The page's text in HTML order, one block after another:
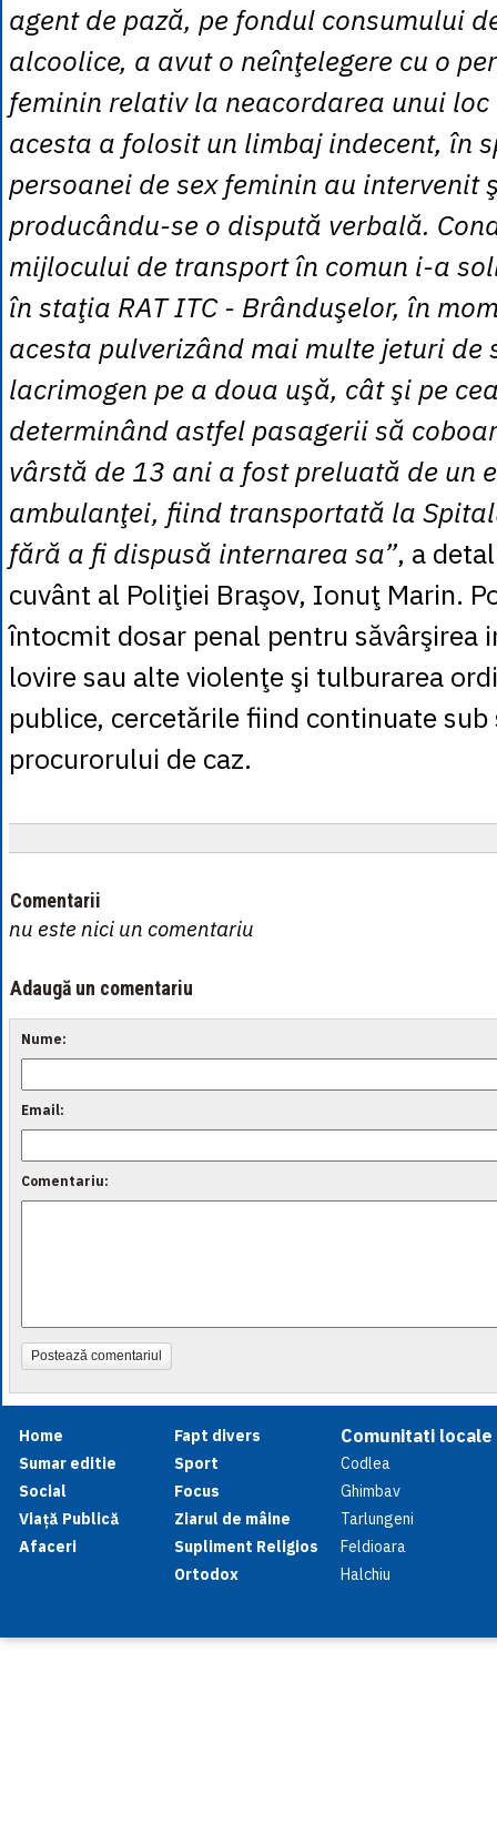
agent de pază, pe fondul consumului
alcoolice, a avut o neînţelegere cu o
feminin relativ la neacordarea unui
acesta a folosit un limbaj indecent, în
persoanei de sex feminin au intervenit
producându-se o dispută verbală.
mijlocului de transport în comun i-a
în staţia RAT ITC - Brânduşelor, în
acesta pulverizând mai multe jeturi de
lacrimogen pe a doua uşă, cât şi pe
determinând astfel pasagerii să
vârstă de 13 ani a fost preluată de un
ambulanţei, fiind transportată la
fără a fi dispusă internarea sa”, a
cuvânt al Poliţiei Braşov, Ionuţ Marin.
întocmit dosar penal pentru săvârşirea
lovire sau alte violenţe şi tulburarea
publice, cercetările fiind continuate sub
procurorului de caz.
Comentarii
nu este nici un comentariu
Adaugă un comentariu
Nume:
Email:
Comentariu:
Postează comentariul
Home
Sumar editie
Social
Viață Publică
Afaceri
Fapt divers
Sport
Focus
Ziarul de mâine
Supliment Religios
Ortodox
Comunitati locale
Codlea
Ghimbav
Tarlungeni
Feldioara
Halchiu